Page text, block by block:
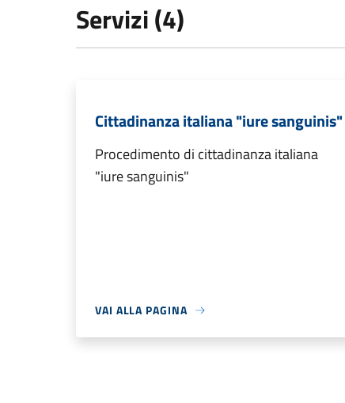
Servizi (4)
Cittadinanza italiana "iure sanguinis"
Procedimento di cittadinanza italiana
"iure sanguinis"
VAI ALLA PAGINA